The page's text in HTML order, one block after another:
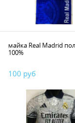
майка Real Madrid полиэстер
100%
100 руб